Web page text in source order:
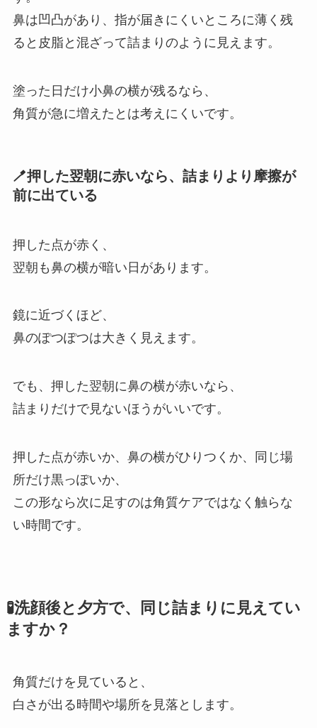
鼻は凹凸があり、指が届きにくいところに薄く残
ると皮脂と混ざって詰まりのように見えます。
塗った日だけ小鼻の横が残るなら、
角質が急に増えたとは考えにくいです。
🪥押した翌朝に赤いなら、詰まりより摩擦が
前に出ている
押した点が赤く、
翌朝も鼻の横が暗い日があります。
鏡に近づくほど、
鼻のぽつぽつは大きく見えます。
でも、押した翌朝に鼻の横が赤いなら、
詰まりだけで見ないほうがいいです。
押した点が赤いか、鼻の横がひりつくか、同じ場
所だけ黒っぽいか、
この形なら次に足すのは角質ケアではなく触らな
い時間です。
🧪洗顔後と夕方で、同じ詰まりに見えてい
ますか？
角質だけを見ていると、
白さが出る時間や場所を見落とします。